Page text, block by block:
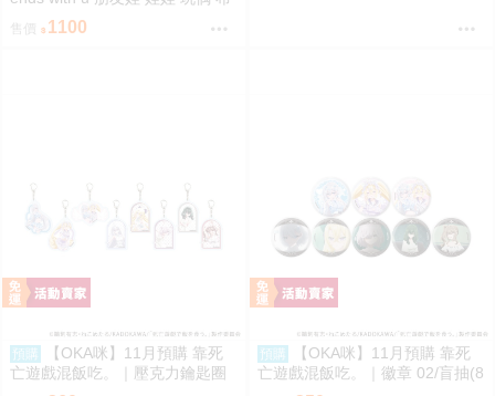
偶 座長 尾丸ポルカ
售價 1100
預購
【OKA咪】11月預購 靠死
亡遊戲混飯吃。｜壓克力鑰匙圈
02/盲抽(8種)(官方&新繪插畫) 隨
預購
【OKA咪】11月預購 靠死
亡遊戲混飯吃。｜徽章 02/盲抽(8
種)(官方&新繪插畫) 隨機一款